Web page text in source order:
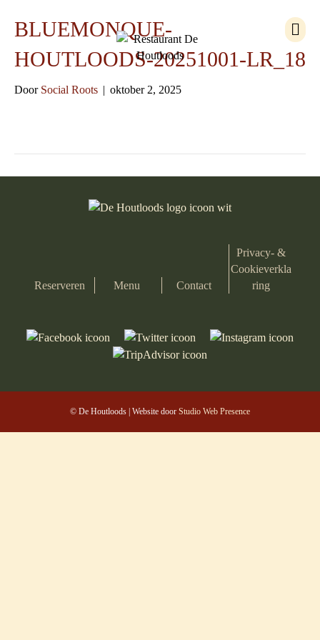
M
e
n
u
BLUEMONQUE-
HOUTLOODS-20251001-LR_18
Door Social Roots | oktober 2, 2025
Reserveren Menu Contact
Privacy- &
Cookieverkla
ring
© De Houtloods | Website door Studio Web Presence